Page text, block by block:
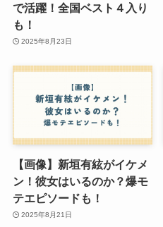
で活躍！全国ベスト４入り
も！
2025年8月23日
【画像】新垣有絃がイケメ
ン！彼女はいるのか？爆モ
テエピソードも！
2025年8月21日